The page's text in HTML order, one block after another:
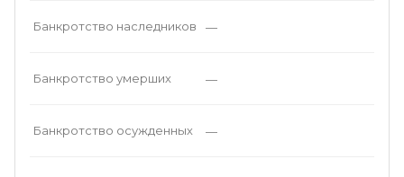
Банкротство наследников —
Банкротство умерших —
Банкротство осужденных —